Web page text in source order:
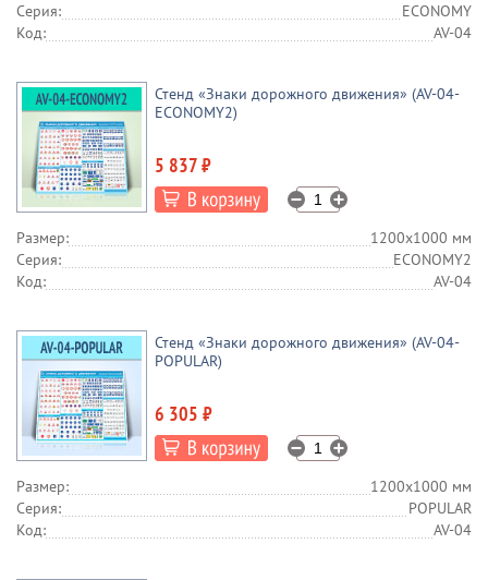
Серия:
ECONOMY
Код:
AV-04
Стенд «Знаки дорожного движения» (AV-04-
ECONOMY2)
5 837 ₽
Размер:
1200х1000 мм
Серия:
ECONOMY2
Код:
AV-04
Стенд «Знаки дорожного движения» (AV-04-
POPULAR)
6 305 ₽
Размер:
1200х1000 мм
Серия:
POPULAR
Код:
AV-04